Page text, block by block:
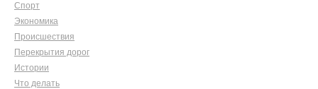
Спорт
Экономика
Происшествия
Перекрытия дорог
Истории
Что делать